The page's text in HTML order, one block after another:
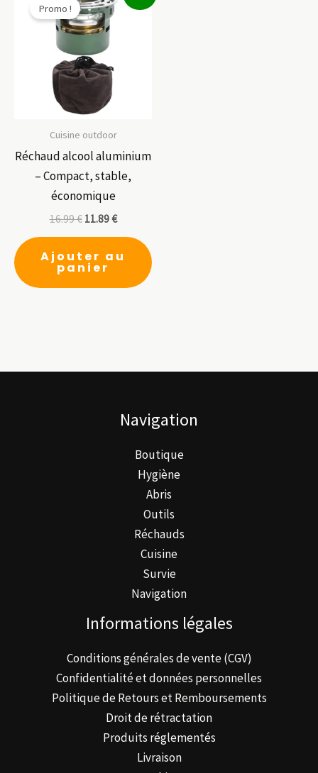
Promo !
Cuisine outdoor
Réchaud alcool aluminium
– Compact, stable,
économique
16.99€ 11.89€
Ajouter au
panier
Navigation
Boutique
Hygiène
Abris
Outils
Réchauds
Cuisine
Survie
Navigation
Informations légales
Conditions générales de vente (CGV)
Confidentialité et données personnelles
Politique de Retours et Remboursements
Droit de rétractation
Produits réglementés
Livraison